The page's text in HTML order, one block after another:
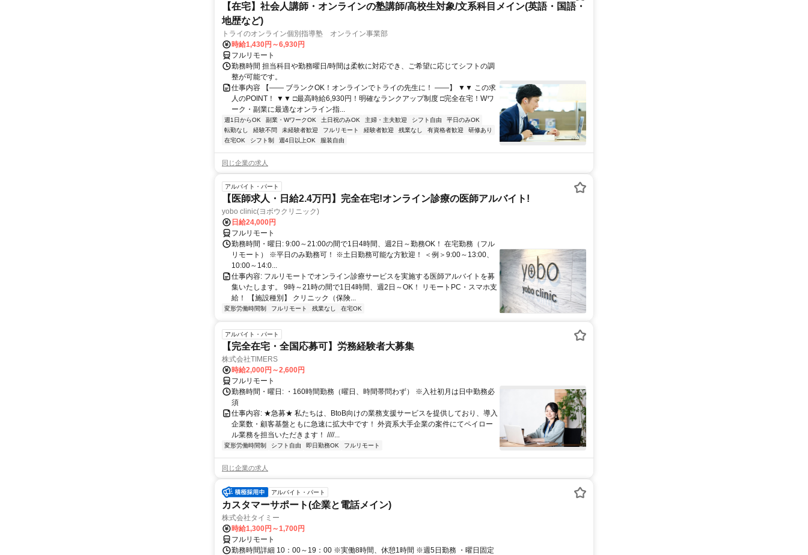
【在宅】社会人講師・オンラインの塾講師/高校生対象/文系科目メイン(英語・国語・
地歴など)
トライのオンライン個別指導塾 オンライン事業部
時給1,430円～6,930円
フルリモート
勤務時間 担当科目や勤務曜日/時間は柔軟に対応でき、ご希望に応じてシフトの調
整が可能です。
仕事内容 【―― ブランクOK！オンラインでトライの先生に！ ――】 ▼▼ この求
人のPOINT！ ▼▼ □最高時給6,930円！明確なランクアップ制度 □完全在宅！Wワ
ーク・副業に最適なオンライン指...
週1日からOK 副業・WワークOK 土日祝のみOK 主婦・主夫歓迎 シフト自由
平日のみOK
転勤なし
経験不問 未経験者歓迎 フルリモート 経験者歓迎 残業なし 有資格者歓迎
研修あり
在宅OK
シフト制 週4日以上OK 服装自由
同じ企業の求人
アルバイト・パート
【医師求人・日給2.4万円】完全在宅!オンライン診療の医師アルバイト!
yobo clinic(ヨボウクリニック)
日給24,000円
フルリモート
勤務時間・曜日: 9:00～21:00の間で1日4時間、週2日～勤務OK！ 在宅勤務（フル
リモート） ※平日のみ勤務可！ ※土日勤務可能な方歓迎！ ＜例＞9:00～13:00、
10:00～14:0...
仕事内容: フルリモートでオンライン診療サービスを実施する医師アルバイトを募
集いたします。 9時～21時の間で1日4時間、週2日～OK！ リモートPC・スマホ支
給！ 【施設種別】 クリニック（保険...
変形労働時間制 フルリモート 残業なし 在宅OK
アルバイト・パート
【完全在宅・全国応募可】労務経験者大募集
株式会社TIMERS
時給2,000円～2,600円
フルリモート
勤務時間・曜日: ・160時間勤務（曜日、時間帯問わず） ※入社初月は日中勤務必
須
仕事内容: ★急募★ 私たちは、BtoB向けの業務支援サービスを提供しており、導入
企業数・顧客基盤ともに急速に拡大中です！ 外資系大手企業の案件にてペイロー
ル業務を担当いただきます！ ////...
変形労働時間制 シフト自由 即日勤務OK フルリモート
同じ企業の求人
アルバイト・パート
カスタマーサポート(企業と電話メイン)
株式会社タイミー
時給1,300円～1,700円
フルリモート
勤務時間詳細 10：00～19：00 ※実働8時間、休憩1時間 ※週5日勤務 ・曜日固定